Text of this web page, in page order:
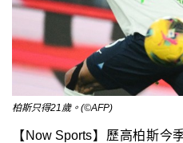
柏斯只得21歲。(©AFP)
【Now Sports】歷高柏斯今